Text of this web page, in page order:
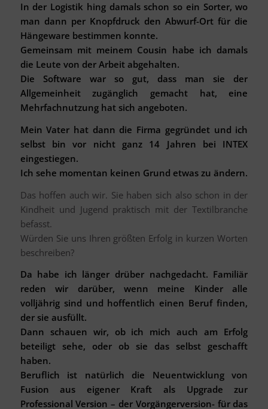
In der Logistik hing damals schon so ein Sorter, wo
man dann per Knopfdruck den Abwurf-Ort für die
Hängeware bestimmen konnte.
Gemeinsam mit meinem Cousin habe ich damals
die Leute von der Arbeit abgehalten.
Die Software war so gut, dass man sie der
Allgemeinheit zugänglich gemacht hat, eine
Mehrfachnutzung hat sich angeboten.
Mein Vater hat dann die Firma gegründet und ich
selbst bin vor nicht ganz 14 Jahren bei INTEX
eingestiegen.
Ich sehe momentan keinen Grund etwas zu ändern.
Das hoffen auch wir. Sie haben sich also schon in der
Kindheit und Jugend praktisch mit der Textilbranche
befasst.
Würden Sie uns Ihren größten Erfolg in kurzen Worten
beschreiben?
Da habe ich länger drüber nachgedacht. Familiär
reden wir darüber, wenn meine Kinder alle
volljährig sind und hoffentlich einen Beruf finden,
der sie ausfüllt.
Dann schauen wir, ob ich mich auch am Erfolg
beteiligt sehe, oder ob sie das selbst geschafft
haben.
Beruflich ist natürlich die Neuentwicklung von
Fusion aus eigener Kraft als Upgrade zur
Professional Version – der Vorgängerversion- für das